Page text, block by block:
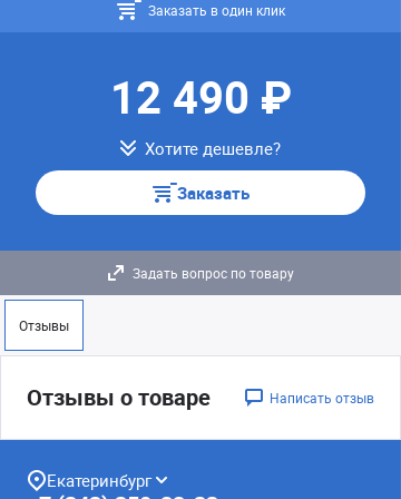
Заказать в один клик
12 490 ₽
Хотите дешевле?
Заказать
Задать вопрос по товару
Отзывы
Отзывы о товаре Написать отзыв
Екатеринбург